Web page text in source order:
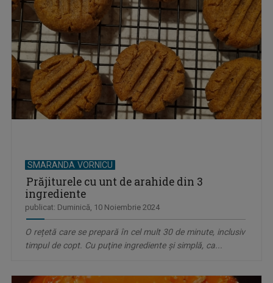
SMARANDA VORNICU
Prăjiturele cu unt de arahide din 3
ingrediente
publicat: Duminică, 10 Noiembrie 2024
O rețetă care se prepară în cel mult 30 de minute, inclusiv
timpul de copt. Cu puţine ingrediente şi simplă, ca...